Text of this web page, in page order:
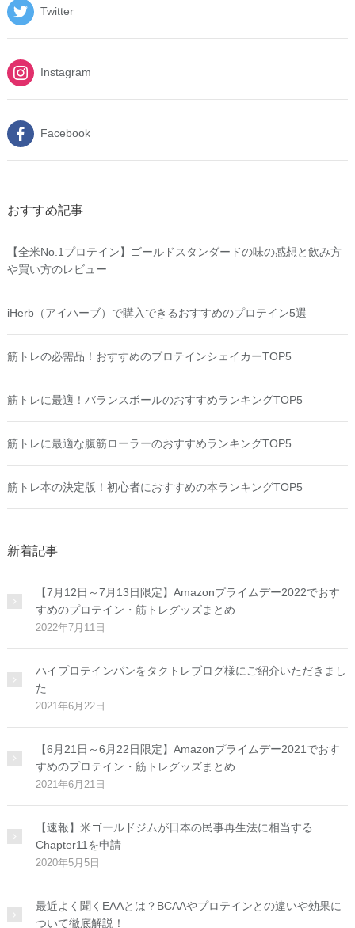
Twitter
Instagram
Facebook
おすすめ記事
【全米No.1プロテイン】ゴールドスタンダードの味の感想と飲み方
や買い方のレビュー
iHerb（アイハーブ）で購入できるおすすめのプロテイン5選
筋トレの必需品！おすすめのプロテインシェイカーTOP5
筋トレに最適！バランスボールのおすすめランキングTOP5
筋トレに最適な腹筋ローラーのおすすめランキングTOP5
筋トレ本の決定版！初心者におすすめの本ランキングTOP5
新着記事
【7月12日～7月13日限定】Amazonプライムデー2022でおす
すめのプロテイン・筋トレグッズまとめ
2022年7月11日
ハイプロテインパンをタクトレブログ様にご紹介いただきまし
た
2021年6月22日
【6月21日～6月22日限定】Amazonプライムデー2021でおす
すめのプロテイン・筋トレグッズまとめ
2021年6月21日
【速報】米ゴールドジムが日本の民事再生法に相当する
Chapter11を申請
2020年5月5日
最近よく聞くEAAとは？BCAAやプロテインとの違いや効果に
ついて徹底解説！